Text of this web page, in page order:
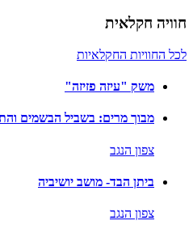
חוויה חקלאית
לכל החוויות החקלאיות
משק "עיזה פזיזה"
מבוך מרים: בשביל הבשמים
צפון הנגב
ביתן הבד- מושב יושיביה
צפון הנגב